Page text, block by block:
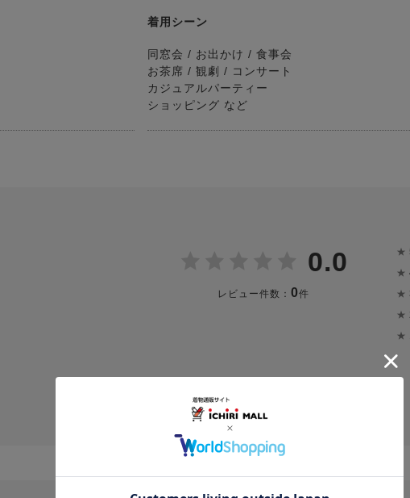
着用シーン
同窓会 / お出かけ / 食事会
お茶席 / 観劇 / コンサート
カジュアルパーティー
ショッピング など
0.0
レビュー件数： 0件
★
★
★
★
★
投稿画像はありません。